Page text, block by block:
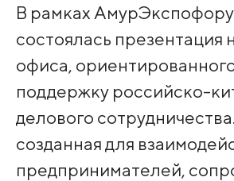
В рамках
состоялась презентация
офиса,
поддержку российско-
делового
созданная для
предпринимателей,